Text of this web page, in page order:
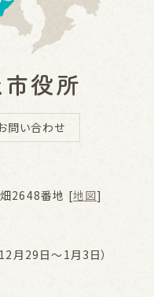
問い合わせ
2648番地 [地図]
月29日～1月3日）